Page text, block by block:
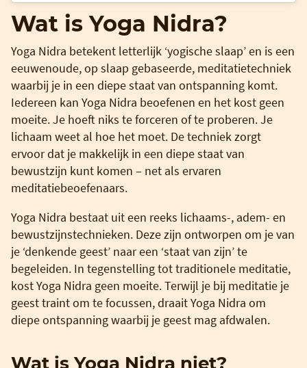
Wat is Yoga Nidra?
Yoga Nidra betekent letterlijk ‘yogische slaap’ en is een
eeuwenoude, op slaap gebaseerde, meditatietechniek
waarbij je in een diepe staat van ontspanning komt.
Iedereen kan Yoga Nidra beoefenen en het kost geen
moeite. Je hoeft niks te forceren of te proberen. Je
lichaam weet al hoe het moet. De techniek zorgt
ervoor dat je makkelijk in een diepe staat van
bewustzijn kunt komen – net als ervaren
meditatiebeoefenaars.
Yoga Nidra bestaat uit een reeks lichaams-, adem- en
bewustzijnstechnieken. Deze zijn ontworpen om je van
je ‘denkende geest’ naar een ‘staat van zijn’ te
begeleiden. In tegenstelling tot traditionele meditatie,
kost Yoga Nidra geen moeite. Terwijl je bij meditatie je
geest traint om te focussen, draait Yoga Nidra om
diepe ontspanning waarbij je geest mag afdwalen.
Wat is Yoga Nidra niet?